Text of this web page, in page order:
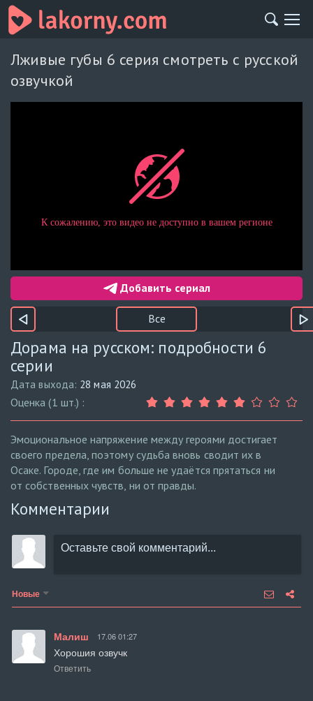
Лживые губы 6 серия смотреть с русской
озвучкой
Добавить сериал
Все
Дорама на русском: подробности 6
серии
Дата выхода: 28 мая 2026
Оценка (1 шт.) :
Эмоциональное напряжение между героями достигает
своего предела, поэтому судьба вновь сводит их в
Осаке. Городе, где им больше не удаётся прятаться ни
от собственных чувств, ни от правды.
Комментарии
Новые
Малиш 17.06 01:27
Хорошия озвучк
Ответить